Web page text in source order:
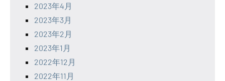
2023年4月
2023年3月
2023年2月
2023年1月
2022年12月
2022年11月